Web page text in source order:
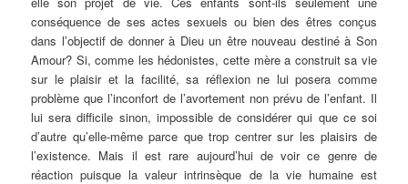
conséquence de ses actes sexuels ou bien des êtres conçus
dans l’objectif de donner à Dieu un être nouveau destiné à Son
Amour? Si, comme les hédonistes, cette mère a construit sa vie
sur le plaisir et la facilité, sa réflexion ne lui posera comme
problème que l’inconfort de l’avortement non prévu de l’enfant. Il
lui sera difficile sinon, impossible de considérer qui que ce soi
d’autre qu’elle-même parce que trop centrer sur les plaisirs de
l’existence. Mais il est rare aujourd’hui de voir ce genre de
réaction puisque la valeur intrinsèque de la vie humaine est